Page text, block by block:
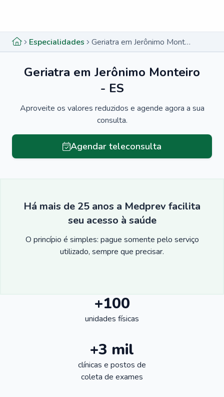
Especialidades Geriatra em Jerônimo Monteiro - ES
Geriatra em Jerônimo Monteiro
- ES
Aproveite os valores reduzidos e agende agora a sua
consulta.
Agendar teleconsulta
Há mais de 25 anos a Medprev facilita
seu acesso à saúde
O princípio é simples: pague somente pelo serviço
utilizado, sempre que precisar.
+100
unidades físicas
+3 mil
clínicas e postos de
coleta de exames